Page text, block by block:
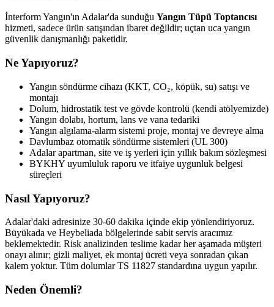
İnterform Yangın'ın Adalar'da sunduğu Yangın Tüpü Toptancısı
hizmeti, sadece ürün satışından ibaret değildir; uçtan uca yangın
güvenlik danışmanlığı paketidir.
Ne Yapıyoruz?
Yangın söndürme cihazı (KKT, CO₂, köpük, su) satışı ve
montajı
Dolum, hidrostatik test ve gövde kontrolü (kendi atölyemizde)
Yangın dolabı, hortum, lans ve vana tedariki
Yangın algılama-alarm sistemi proje, montaj ve devreye alma
Davlumbaz otomatik söndürme sistemleri (UL 300)
Adalar apartman, site ve iş yerleri için yıllık bakım sözleşmesi
BYKHY uyumluluk raporu ve itfaiye uygunluk belgesi
süreçleri
Nasıl Yapıyoruz?
Adalar'daki adresinize 30-60 dakika içinde ekip yönlendiriyoruz.
Büyükada ve Heybeliada bölgelerinde sabit servis aracımız
beklemektedir. Risk analizinden teslime kadar her aşamada müşteri
onayı alınır; gizli maliyet, ek montaj ücreti veya sonradan çıkan
kalem yoktur. Tüm dolumlar TS 11827 standardına uygun yapılır.
Neden Önemli?